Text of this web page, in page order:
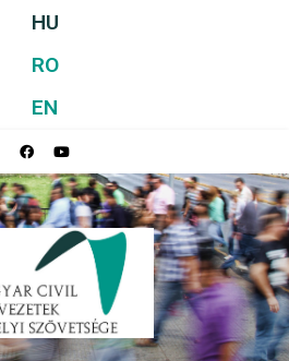
HU
RO
EN